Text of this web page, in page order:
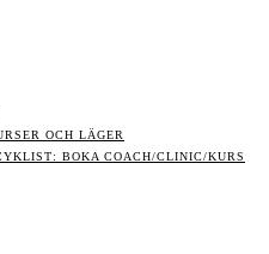
OCH LÄGER
BOKA COACH/CLINIC/KURS